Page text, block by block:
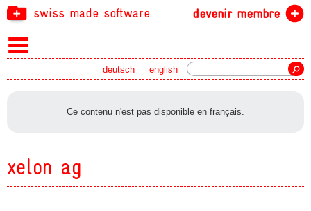
swiss made software devenir membre
english
deutsch
Ce contenu n'est pas disponible en français.
xelon ag